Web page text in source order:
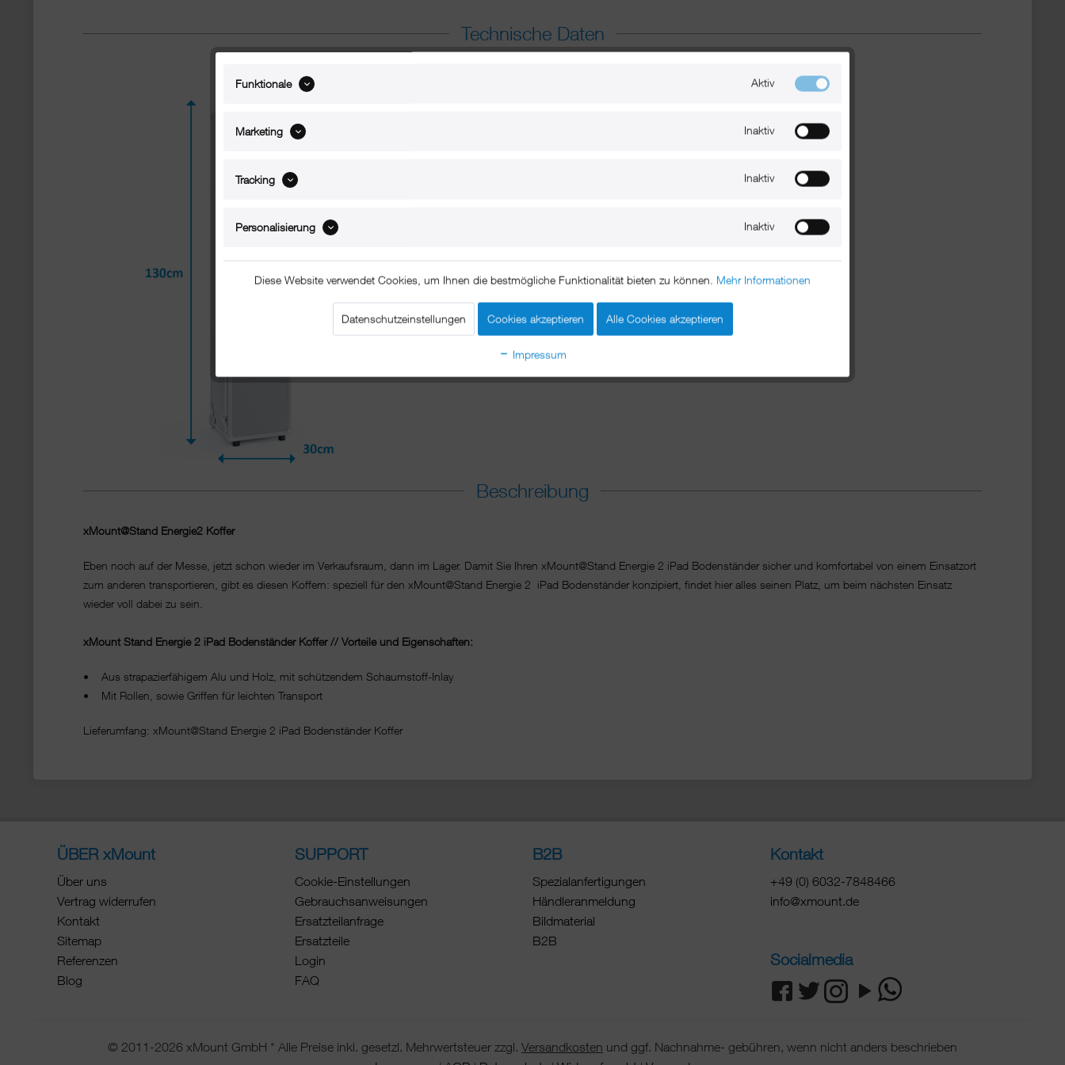
Technische Daten
Beschreibung
xMount@Stand Energie2 Koffer
Eben noch auf der Messe, jetzt schon wieder im Verkaufsraum, dann im Lager. Damit Sie Ihren xMount@Stand Energie 2 iPad Bodenständer sicher und komfortabel von einem Einsatzort
zum anderen transportieren, gibt es diesen Koffern: speziell für den xMount@Stand Energie 2 iPad Bodenständer konzipiert, findet hier alles seinen Platz, um beim nächsten Einsatz
wieder voll dabei zu sein.
xMount Stand Energie 2 iPad Bodenständer Koffer // Vorteile und Eigenschaften:
• Aus strapazierfähigem Alu und Holz, mit schützendem Schaumstoff-Inlay
• Mit Rollen, sowie Griffen für leichten Transport
Lieferumfang: xMount@Stand Energie 2 iPad Bodenständer Koffer
ÜBER xMount
Über uns
Vertrag widerrufen
Kontakt
Sitemap
Referenzen
Blog
SUPPORT
Cookie-Einstellungen
Gebrauchsanweisungen
Ersatzteilanfrage
Ersatzteile
Login
FAQ
B2B
Spezialanfertigungen
Händleranmeldung
Bildmaterial
B2B
Kontakt
+49 (0) 6032-7848466
info@xmount.de
Socialmedia
© 2011-2026 xMount GmbH * Alle Preise inkl. gesetzl. Mehrwertsteuer zzgl. Versandkosten und ggf. Nachnahme- gebühren, wenn nicht anders beschrieben
Funktionale Aktiv
Marketing Inaktiv
Tracking Inaktiv
Personalisierung Inaktiv
Diese Website verwendet Cookies, um Ihnen die bestmögliche Funktionalität bieten zu können. Mehr Informationen
Datenschutzeinstellungen Cookies akzeptieren Alle Cookies akzeptieren
Impressum